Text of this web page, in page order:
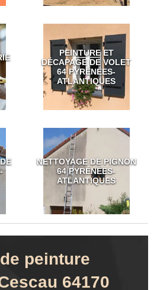
PEINTURE ET
DÉCAPAGE DE VOLET
64 PYRÉNÉES-
ATLANTIQUES
NETTOYAGE DE PIGNON
64 PYRÉNÉES-
ATLANTIQUES
peinture
64170